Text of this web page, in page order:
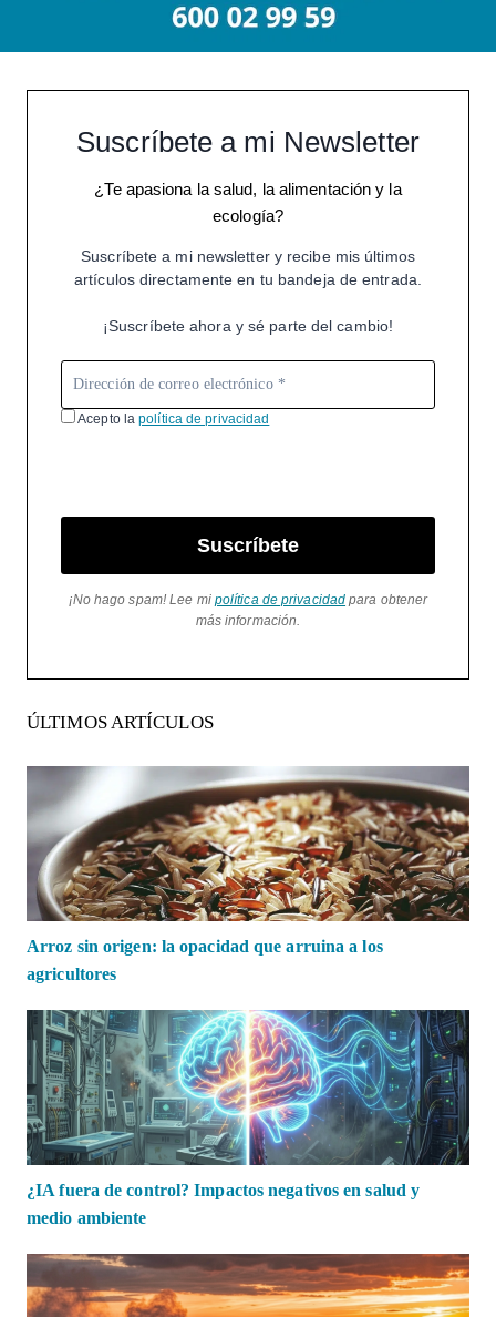
Suscríbete a mi Newsletter
¿Te apasiona la salud, la alimentación y la
ecología?
Suscríbete a mi newsletter y recibe mis últimos
artículos directamente en tu bandeja de entrada.
¡Suscríbete ahora y sé parte del cambio!
Acepto lapolítica de privacidad
Suscríbete
¡No hago spam! Lee mi política de privacidad para obtener
más información.
ÚLTIMOS ARTÍCULOS
Arroz sin origen: la opacidad que arruina a los
agricultores
¿IA fuera de control? Impactos negativos en salud y
medio ambiente